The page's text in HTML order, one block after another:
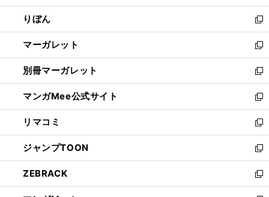
開
く
ウ
で
開
く
ン
ド
ウ
で
開
く
ウ
ィ
ン
ド
ウ
で
開
く
りぼん
新
し
い
ウ
ィ
ン
ド
ウ
で
開
く
マーガレット
新
し
い
ウ
ィ
ン
ド
ウ
で
開
く
別冊マーガレット
新
し
い
ウ
ィ
ン
ド
ウ
で
開
マンガMee公式サイト
新
し
い
ウ
ィ
ン
ド
ウ
リマコミ
新
し
い
ウ
ィ
ン
ジャンプTOON
新
し
い
ウ
ZEBRACK
新
し